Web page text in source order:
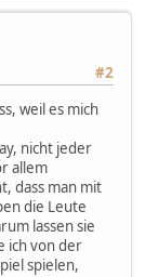
#2
weil es mich
nicht jeder
allem
dass man mit
die Leute
lassen sie
ich von der
spielen,